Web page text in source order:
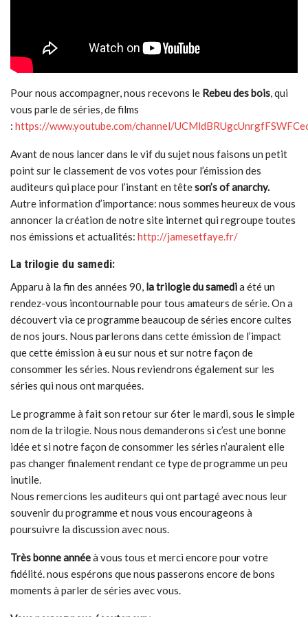
Pour nous accompagner, nous recevons le Rebeu des bois, qui
vous parle de séries, de films
: https://www.youtube.com/channel/
Avant de nous lancer dans le vif du sujet nous faisons un petit
point sur le classement de vos votes pour l’émission des
auditeurs qui place pour l’instant en têteson’s of anarchy.
Autre information d’importance: nous sommes heureux de vous
annoncer la création de notre site internet qui regroupe toutes
nos émissions et actualités: http://jamesetfaye.fr/
La trilogie du samedi:
Apparu à la fin des années 90, la trilogie du samedia été un
rendez-vous incontournable pour tous amateurs de série. On a
découvert via ce programme beaucoup de séries encore cultes
de nos jours. Nous parlerons dans cette émission de l’impact
que cette émission à eu sur nous et sur notre façon de
consommer les séries. Nous reviendrons également sur les
séries qui nous ont marquées.
Le programme à fait son retour sur 6ter le mardi, sous le simple
nom de la trilogie. Nous nous demanderons si c’est une bonne
idée et si notre façon de consommer les séries n’auraient elle
pas changer finalement rendant ce type de programme un peu
inutile.
Nous remercions les auditeurs qui ont partagé avec nous leur
souvenir du programme et nous vous encourageons à
poursuivre la discussion avec nous.
Très bonne annéeà vous tous et merci encore pour votre
fidélité. nous espérons que nous passerons encore de bons
moments à parler de séries avec vous.